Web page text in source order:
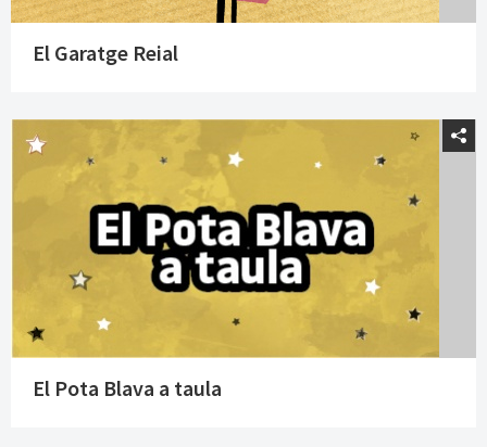
El Garatge Reial
El Pota Blava a taula